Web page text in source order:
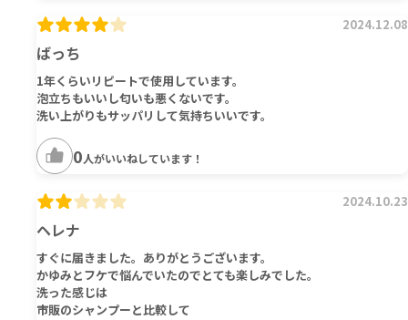
ばっち
2024.12.08
1年くらいリピートで使用しています。
泡立ちもいいし匂いも悪くないです。
洗い上がりもサッパリして気持ちいいです。
0人がいいねしています！
ヘレナ
2024.10.23
すぐに届きました。ありがとうございます。
かゆみとフケで悩んでいたのでとても楽しみでした。
洗った感じは
市販のシャンプーと比較して